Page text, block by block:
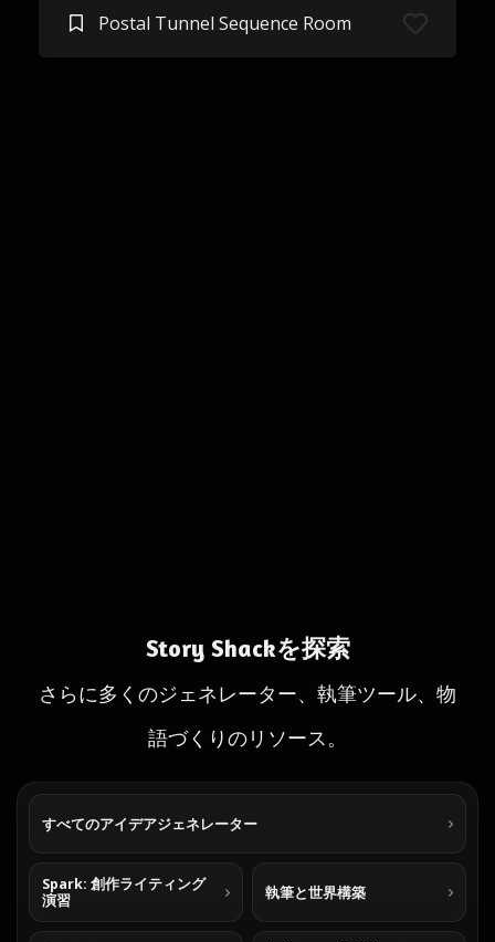
Postal Tunnel Sequence Room
Story Shackを探索
さらに多くのジェネレーター、執筆ツール、物
語づくりのリソース。
すべてのアイデアジェネレーター
Spark: 創作ライティング
演習
執筆と世界構築